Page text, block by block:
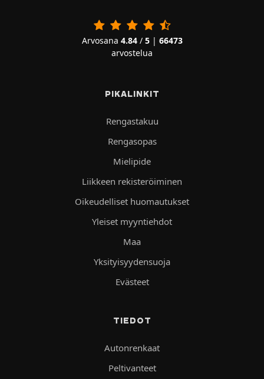
Arvosana 4.84/ 5| 66473
arvostelua
PIKALINKIT
Rengastakuu
Rengasopas
Mielipide
Liikkeen rekisteröiminen
Oikeudelliset huomautukset
Yleiset myyntiehdot
Maa
Yksityisyydensuoja
Evästeet
TIEDOT
Autonrenkaat
Peltivanteet